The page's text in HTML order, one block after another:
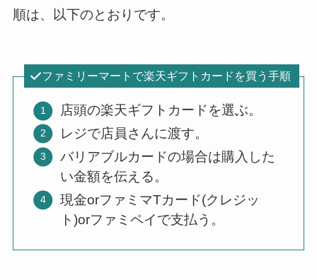
順は、以下のとおりです。
ファミリーマートで楽天ギフトカードを買う手順
店頭の楽天ギフトカードを選ぶ。
レジで店員さんに渡す。
バリアブルカードの場合は購入した
い金額を伝える。
現金orファミマTカード(クレジッ
ト)orファミペイで支払う。